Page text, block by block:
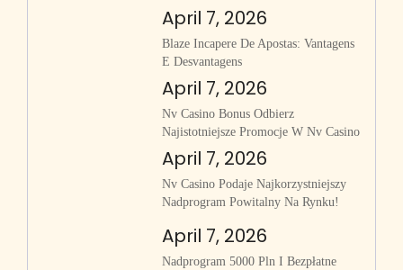
April 7, 2026
Blaze Incapere De Apostas: Vantagens
E Desvantagens
April 7, 2026
Nv Casino Bonus Odbierz
Najistotniejsze Promocje W Nv Casino
April 7, 2026
Nv Casino Podaje Najkorzystniejszy
Nadprogram Powitalny Na Rynku!
April 7, 2026
Nadprogram 5000 Pln I Bezpłatne